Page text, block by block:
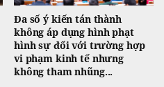
Đa số ý kiến tán thành
không áp dụng hình phạt
hình sự đối với trường hợp
vi phạm kinh tế nhưng
không tham nhũng...